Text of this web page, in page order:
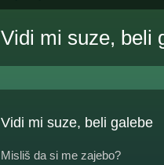
Vidi mi suze, beli
Vidi mi suze, beli galebe
Misliš da si me zajebo?